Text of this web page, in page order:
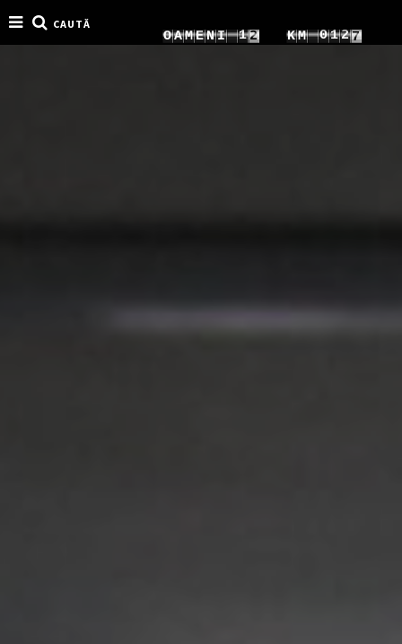
CAUTĂ
OAMENI
2
15
KM
0
12
1
6
5
6
5